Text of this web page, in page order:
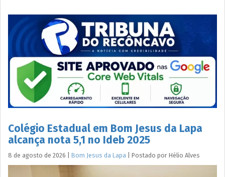
Colégio Estadual em Bom Jesus da Lapa
alcança nota 5,1 no Ideb 2025
8 de agosto de 2026 Bom Jesus da Lapa Postado por Hélio Alves